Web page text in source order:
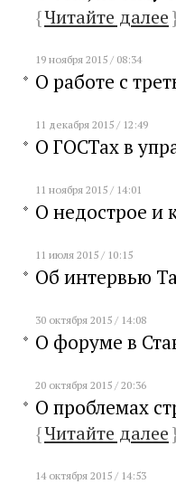
{Читайте далее
19 ноября 2015 / 08:34
О работе с
11 декабря 2015 / 12:49
О ГОСТах в
11 ноября 2015 / 14:01
О недострое и
11 июля 2015 / 10:15
Об интервью
30 октября 2015 / 14:08
О форуме в
20 октября 2015 / 20:36
О проблемах
{Читайте далее
14 октября 2015 / 14:53